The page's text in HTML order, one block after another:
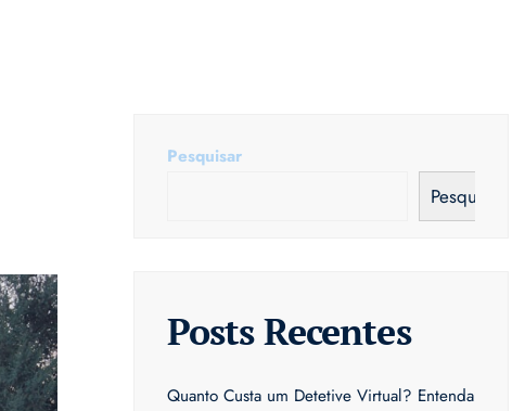
Pesquisar
Pesquisar
Posts Recentes
Quanto Custa um Detetive Virtual? Entenda